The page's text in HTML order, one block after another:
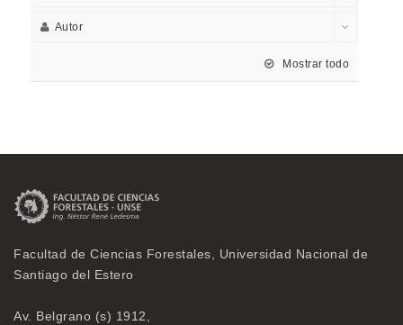
Autor
Mostrar todo
Facultad de Ciencias Forestales, Universidad Nacional de
Santiago del Estero
Av. Belgrano (s) 1912,